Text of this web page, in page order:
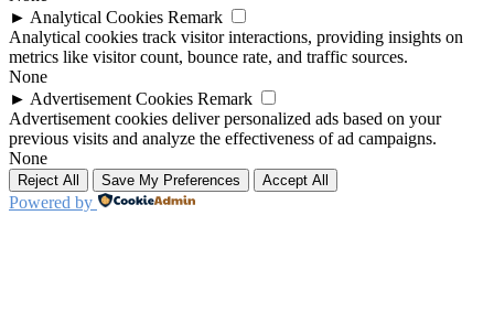
► Analytical Cookies Remark
Analytical cookies track visitor interactions, providing insights on
metrics like visitor count, bounce rate, and traffic sources.
None
► Advertisement Cookies Remark
Advertisement cookies deliver personalized ads based on your
previous visits and analyze the effectiveness of ad campaigns.
None
Reject All Save My Preferences Accept All
Powered by